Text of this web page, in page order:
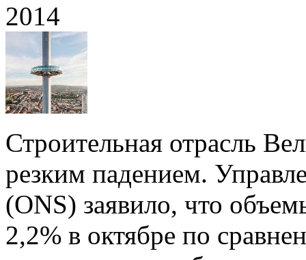
2014
Строительная отрасль
резким падением.
(ONS) заявило, что
2,2% в октябре по